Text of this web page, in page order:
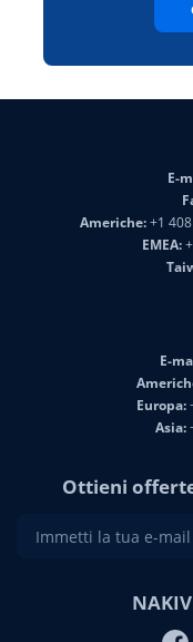
E-
Americhe:+1
EMEA:
E-
Europa:
Asia:
Ottieni